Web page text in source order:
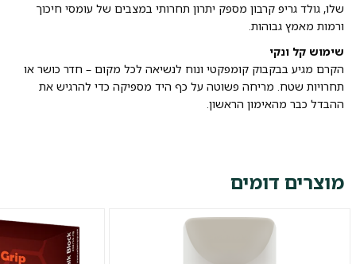
שלו, גולד גריפ קרבון מספק יתרון תחרותי במצבים של עומסי חיכוך
ורמות מאמץ גבוהות.
שימוש קל ונקי
הקרם מגיע בבקבוק קומפקטי ונוח לנשיאה לכל מקום – חדר כושר או
תחרויות שטח. מריחה פשוטה על כף היד מספיקה כדי להרגיש את
ההבדל כבר מהאימון הראשון.
מוצרים דומים